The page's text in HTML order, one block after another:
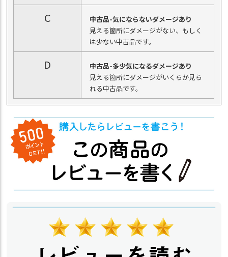
C
中古品-気にならないダメージあり
見える箇所にダメージがない、もしく
は少ない中古品です。
D
中古品-多少気になるダメージあり
見える箇所にダメージがいくらか見ら
れる中古品です。